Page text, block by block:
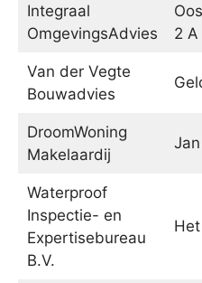
Integraal
OmgevingsAdvies
2 A
Van der Vegte
Bouwadvies
DroomWoning
Makelaardij
Waterproof
Inspectie- en
Expertisebureau
B.V.